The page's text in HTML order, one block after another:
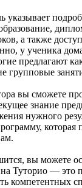
указывает
а также
у ученика
предлагают
групповые
вы сможете
знание
нужного
вы можете
на Туторио — это
компетентных